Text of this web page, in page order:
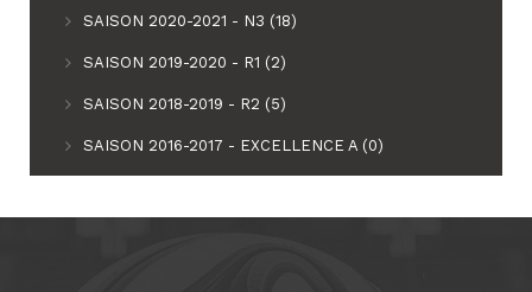
SAISON 2020-2021 - N3 (18)
SAISON 2019-2020 - R1 (2)
SAISON 2018-2019 - R2 (5)
SAISON 2016-2017 - EXCELLENCE A (0)